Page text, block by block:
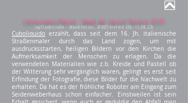
Cuboliquido/Italien - Urban Art Gallery Krefeld 2023
Seyffardtstraße - Wand Helios, 47805 Krefeld (06.-11.08.23)
Cuboliquido erzählt, dass seit dem 16. Jh. italienische
Straßenmaler durch das Land zogen, um mit
ausdrucksstarten, heiligen Bildern vor den Kirchen die
Aufmerksamkeit der Menschen zu erlagen. Da die
verwendeten Materialien wie z.b. Kreide und Pastell ob
der Witterung sehr vergänglich waren, gelingt es erst seit
Erfindung der Fotografie, diese Bilder für die Nachwelt zu
erhalten. Da hat es der fröhliche Roboter am Eingang zum
Seidenweberhaus schon einfacher. Einstweilen ist sein